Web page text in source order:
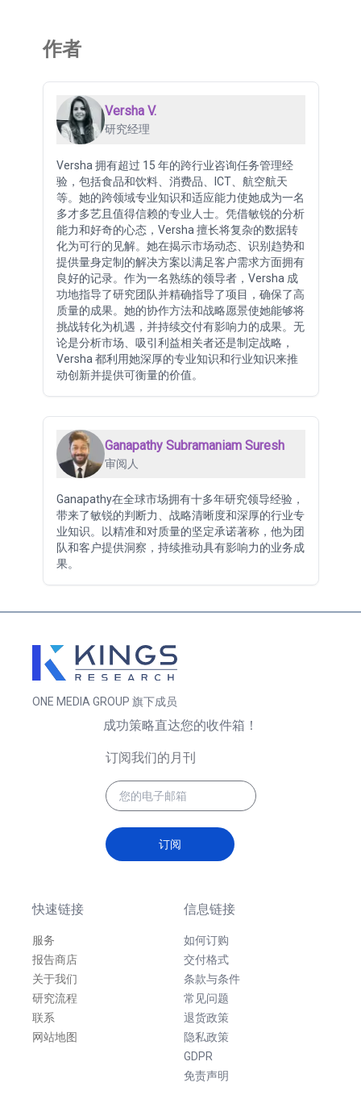
作者
Versha V.
研究经理
Versha 拥有超过 15 年的跨行业咨询任务管理经
验，包括食品和饮料、消费品、ICT、航空航天
等。她的跨领域专业知识和适应能力使她成为一名
多才多艺且值得信赖的专业人士。凭借敏锐的分析
能力和好奇的心态，Versha 擅长将复杂的数据转
化为可行的见解。她在揭示市场动态、识别趋势和
提供量身定制的解决方案以满足客户需求方面拥有
良好的记录。作为一名熟练的领导者，Versha 成
功地指导了研究团队并精确指导了项目，确保了高
质量的成果。她的协作方法和战略愿景使她能够将
挑战转化为机遇，并持续交付有影响力的成果。无
论是分析市场、吸引利益相关者还是制定战略，
Versha 都利用她深厚的专业知识和行业知识来推
动创新并提供可衡量的价值。
Ganapathy Subramaniam Suresh
审阅人
Ganapathy在全球市场拥有十多年研究领导经验，
带来了敏锐的判断力、战略清晰度和深厚的行业专
业知识。以精准和对质量的坚定承诺著称，他为团
队和客户提供洞察，持续推动具有影响力的业务成
果。
ONE MEDIA GROUP 旗下成员
快速链接
服务
报告商店
关于我们
研究流程
联系
网站地图
信息链接
如何订购
交付格式
条款与条件
常见问题
退货政策
隐私政策
GDPR
免责声明
成功策略直达您的收件箱！
订阅我们的月刊
订阅